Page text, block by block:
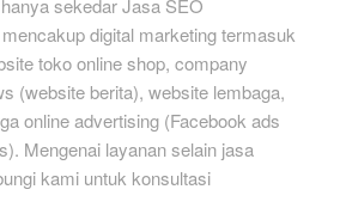
digital marketing termasuk
toko online shop, company
(website berita), website lembaga,
online advertising (Facebook ads
Mengenai layanan selain jasa
kami untuk konsultasi